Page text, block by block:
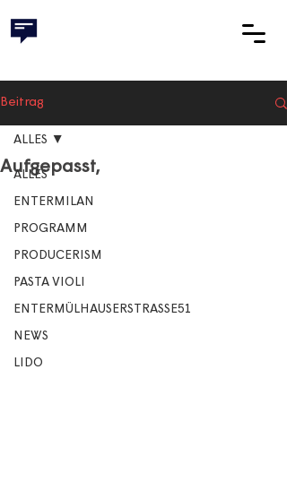
Beitrag
ALLES
ENTERMILAN
PROGRAMM
PRODUCERISM
PASTA VIOLI
ENTERMÜLHAUSERSTRASSE51
NEWS
LIDO
ALLES
Aufgepasst,